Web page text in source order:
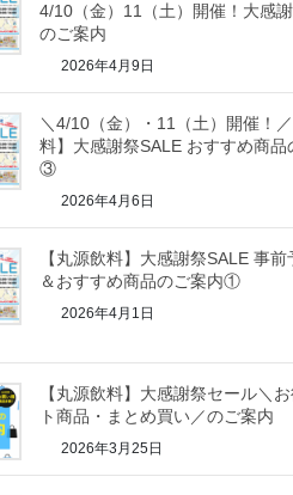
4/10（金）11（土）開催！大感
のご案内
2026年4月9日
＼4/10（金）・11（土）開催！
料】大感謝祭SALE おすすめ商品
③
2026年4月6日
【丸源飲料】大感謝祭SALE 事
＆おすすめ商品のご案内①
2026年4月1日
【丸源飲料】大感謝祭セール＼
ト商品・まとめ買い／のご案内
2026年3月25日